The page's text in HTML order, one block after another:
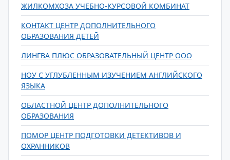
ЖИЛКОМХОЗА УЧЕБНО-КУРСОВОЙ КОМБИНАТ
КОНТАКТ ЦЕНТР ДОПОЛНИТЕЛЬНОГО
ОБРАЗОВАНИЯ ДЕТЕЙ
ЛИНГВА ПЛЮС ОБРАЗОВАТЕЛЬНЫЙ ЦЕНТР ООО
НОУ С УГЛУБЛЕННЫМ ИЗУЧЕНИЕМ АНГЛИЙСКОГО
ЯЗЫКА
ОБЛАСТНОЙ ЦЕНТР ДОПОЛНИТЕЛЬНОГО
ОБРАЗОВАНИЯ
ПОМОР ЦЕНТР ПОДГОТОВКИ ДЕТЕКТИВОВ И
ОХРАННИКОВ